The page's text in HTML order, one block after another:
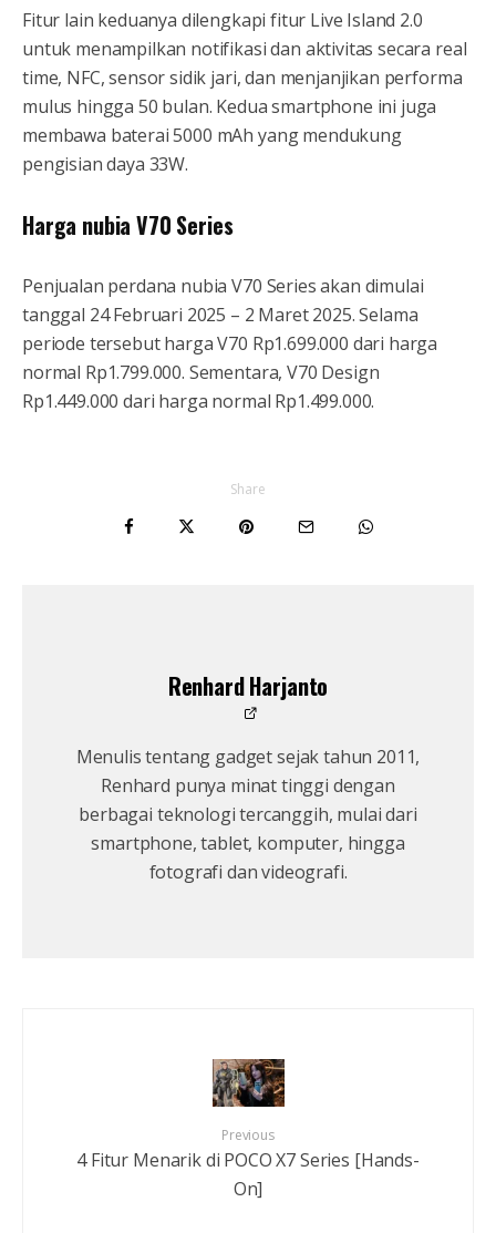
Fitur lain keduanya dilengkapi fitur Live Island 2.0
untuk menampilkan notifikasi dan aktivitas secara real
time, NFC, sensor sidik jari, dan menjanjikan performa
mulus hingga 50 bulan. Kedua smartphone ini juga
membawa baterai 5000 mAh yang mendukung
pengisian daya 33W.
Harga nubia V70 Series
Penjualan perdana nubia V70 Series akan dimulai
tanggal 24 Februari 2025 – 2 Maret 2025. Selama
periode tersebut harga V70 Rp1.699.000 dari harga
normal Rp1.799.000. Sementara, V70 Design
Rp1.449.000 dari harga normal Rp1.499.000.
Share
Renhard Harjanto
Menulis tentang gadget sejak tahun 2011,
Renhard punya minat tinggi dengan
berbagai teknologi tercanggih, mulai dari
smartphone, tablet, komputer, hingga
fotografi dan videografi.
Previous
4 Fitur Menarik di POCO X7 Series [Hands-
On]